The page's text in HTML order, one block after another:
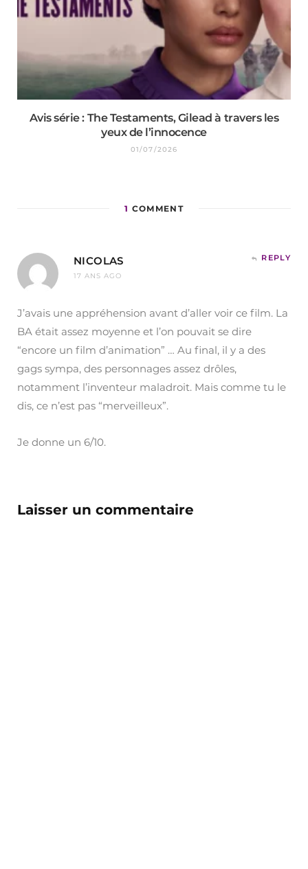
Avis série : The Testaments, Gilead à travers les
yeux de l’innocence
01/07/2026
1 COMMENT
NICOLAS
17 ANS AGO
REPLY
J’avais une appréhension avant d’aller voir ce film. La
BA était assez moyenne et l’on pouvait se dire
“encore un film d’animation” … Au final, il y a des
gags sympa, des personnages assez drôles,
notamment l’inventeur maladroit. Mais comme tu le
dis, ce n’est pas “merveilleux”.
Je donne un 6/10.
Laisser un commentaire